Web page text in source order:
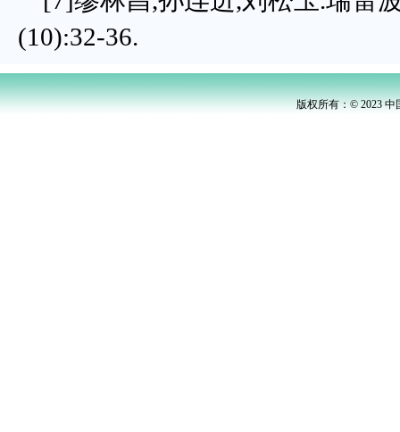
(10):32-36.
版权所有：© 2023